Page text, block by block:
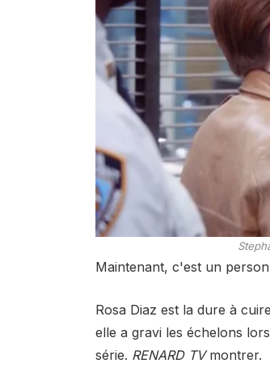
Maintenant, c'est un
Rosa Diaz est la dure à
elle a gravi les échelons
série. RENARD TVmontrer.